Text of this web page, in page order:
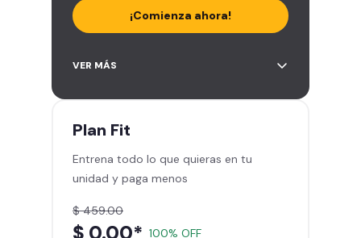
¡Comienza ahora!
Acceso ilimitado a + 2.000
Entrena hasta con 5 amigos al
Sillones de masaje
Smart Fit App - Tu plan de
entrenamiento personalizado
Smart Fit GO (entrenamientos en
VER MÁS
Plan Fit
Entrena todo lo que quieras en tu
unidad y paga menos
$ 459.00
$ 0.00* 100% OFF